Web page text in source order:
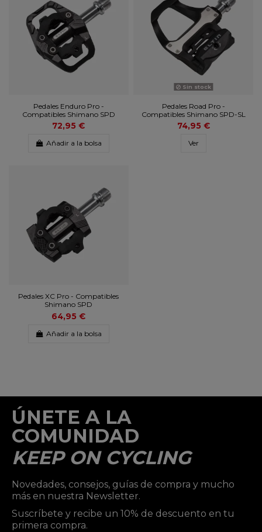
Pedales Enduro Pro -
Compatibles Shimano SPD
72,95 €
Añadir a la bolsa
Sin stock
Pedales Road Pro -
Compatibles Shimano SPD-SL
74,95 €
Ver
Pedales XC Pro - Compatibles
Shimano SPD
64,95 €
Añadir a la bolsa
ÚNETE A LA
COMUNIDAD
KEEP ON CYCLING
Novedades, consejos, guías de compra y mucho
más en nuestra Newsletter.
Suscríbete y recibe un 10% de descuento en tu
primera compra.